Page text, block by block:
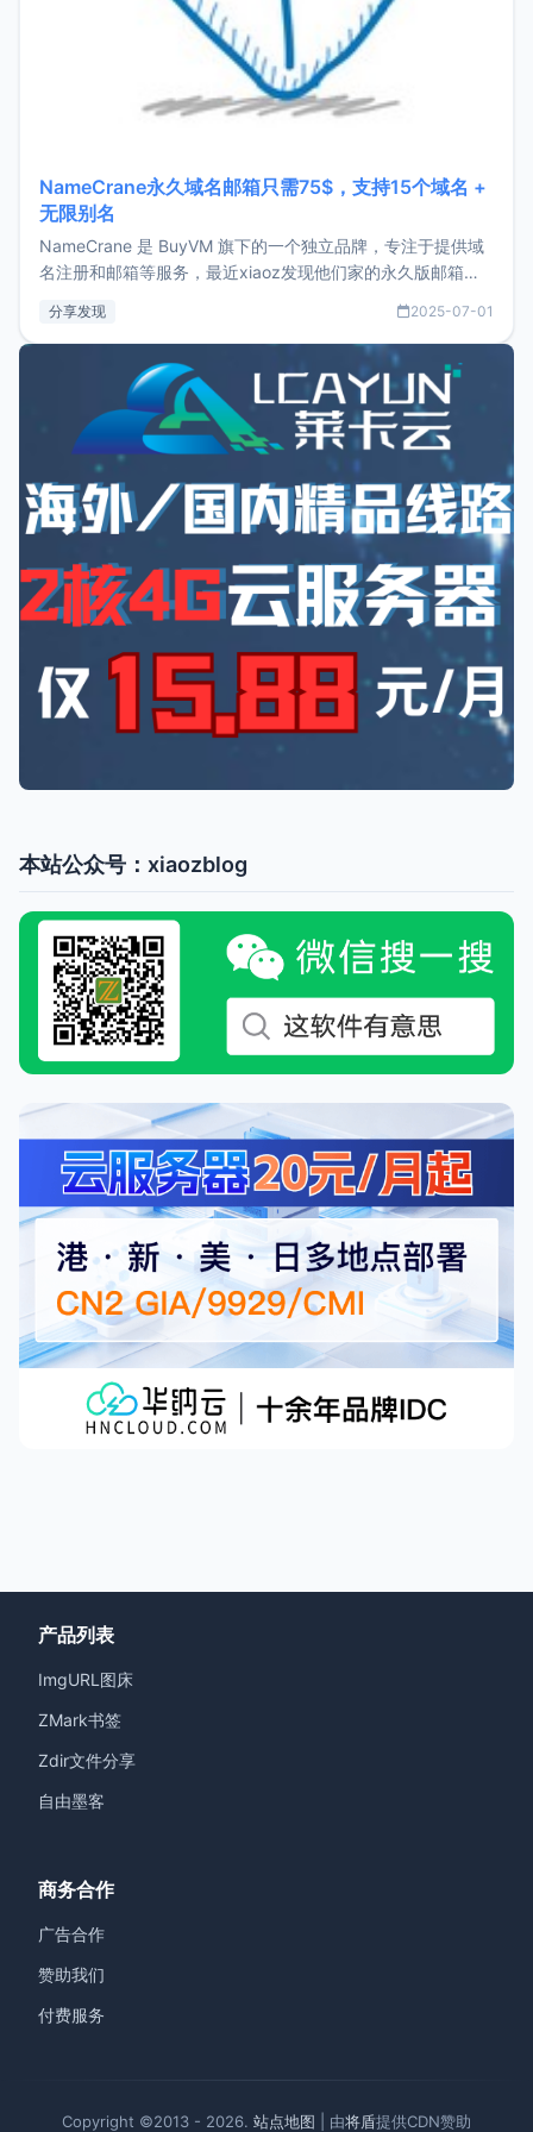
NameCrane永久域名邮箱只需75$，支持15个域名 +
无限别名
NameCrane 是 BuyVM 旗下的一个独立品牌，专注于提供域
名注册和邮箱等服务，最近xiaoz发现他们家的永久版邮箱服
又实惠的域名邮箱，不妨尝试一下 NameCrane。注册
NameCraneNameCrane不支持直接注册，必须要购买
分享发现 2025-07-01
本站公众号：xiaozblog
产品列表
ImgURL图床
ZMark书签
Zdir文件分享
自由墨客
商务合作
广告合作
赞助我们
付费服务
Copyright ©2013 - 2026. 站点地图 | 由将盾提供CDN赞助